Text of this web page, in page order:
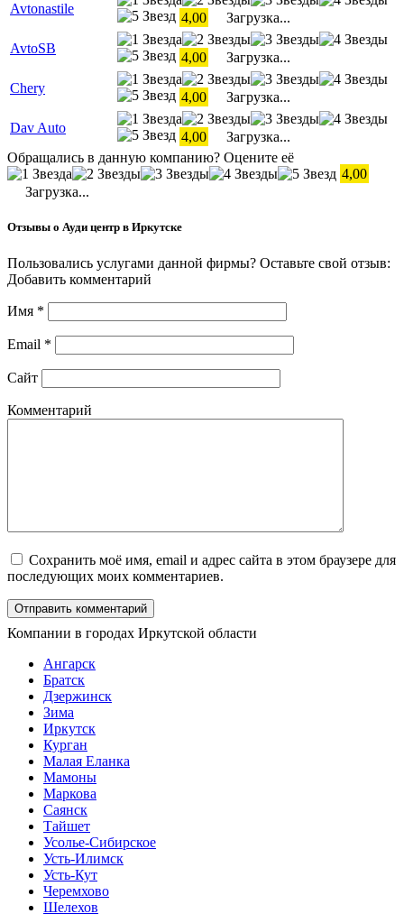
Avtonastile
4,00
Загрузка...
AvtoSB
4,00
Загрузка...
Chery
4,00
Загрузка...
Dav Auto
4,00
Загрузка...
Обращались в данную компанию? Оцените её
4,00
Загрузка...
Отзывы о Ауди центр в Иркутске
Пользовались услугами данной фирмы? Оставьте свой отзыв:
Добавить комментарий
Имя *
Email *
Сайт
Комментарий
Сохранить моё имя, email и адрес сайта в этом браузере для
последующих моих комментариев.
Компании в городах Иркутской области
Ангарск
Братск
Дзержинск
Зима
Иркутск
Курган
Малая Еланка
Мамоны
Маркова
Саянск
Тайшет
Усолье-Сибирское
Усть-Илимск
Усть-Кут
Черемхово
Шелехов